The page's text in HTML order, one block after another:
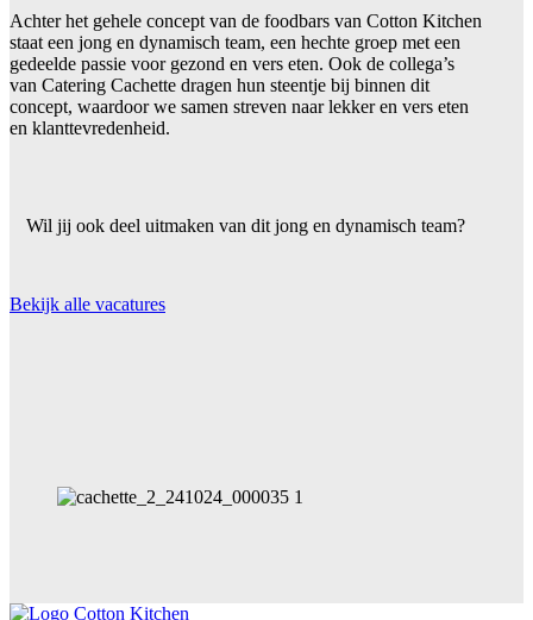
Achter het gehele concept van de foodbars van Cotton Kitchen
staat een jong en dynamisch team, een hechte groep met een
gedeelde passie voor gezond en vers eten. Ook de collega’s
van Catering Cachette dragen hun steentje bij binnen dit
concept, waardoor we samen streven naar lekker en vers eten
en klanttevredenheid.
Wil jij ook deel uitmaken van dit jong en dynamisch team?
Bekijk alle vacatures